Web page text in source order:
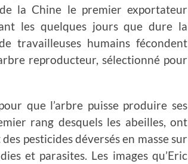
la Chine le premier exportateur
les quelques jours que dure la
travailleuses humains fécondent
reproducteur, sélectionné pour
que l’arbre puisse produire ses
rang desquels les abeilles, ont
pesticides déversés en masse sur
et parasites. Les images qu’Eric